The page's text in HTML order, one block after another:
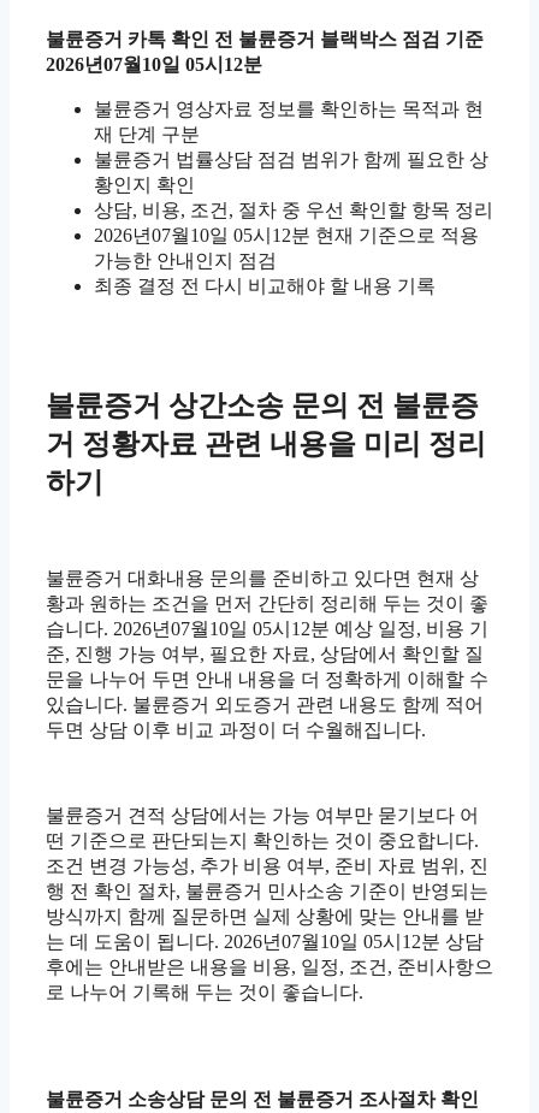
불륜증거 카톡 확인 전 불륜증거 블랙박스 점검 기준
2026년07월10일 05시12분
불륜증거 영상자료 정보를 확인하는 목적과 현
재 단계 구분
불륜증거 법률상담 점검 범위가 함께 필요한 상
황인지 확인
상담, 비용, 조건, 절차 중 우선 확인할 항목 정리
2026년07월10일 05시12분 현재 기준으로 적용
가능한 안내인지 점검
최종 결정 전 다시 비교해야 할 내용 기록
불륜증거 상간소송 문의 전 불륜증
거 정황자료 관련 내용을 미리 정리
하기
불륜증거 대화내용 문의를 준비하고 있다면 현재 상
황과 원하는 조건을 먼저 간단히 정리해 두는 것이 좋
습니다. 2026년07월10일 05시12분 예상 일정, 비용 기
준, 진행 가능 여부, 필요한 자료, 상담에서 확인할 질
문을 나누어 두면 안내 내용을 더 정확하게 이해할 수
있습니다. 불륜증거 외도증거 관련 내용도 함께 적어
두면 상담 이후 비교 과정이 더 수월해집니다.
불륜증거 견적 상담에서는 가능 여부만 묻기보다 어
떤 기준으로 판단되는지 확인하는 것이 중요합니다.
조건 변경 가능성, 추가 비용 여부, 준비 자료 범위, 진
행 전 확인 절차, 불륜증거 민사소송 기준이 반영되는
방식까지 함께 질문하면 실제 상황에 맞는 안내를 받
는 데 도움이 됩니다. 2026년07월10일 05시12분 상담
후에는 안내받은 내용을 비용, 일정, 조건, 준비사항으
로 나누어 기록해 두는 것이 좋습니다.
불륜증거 소송상담 문의 전 불륜증거 조사절차 확인